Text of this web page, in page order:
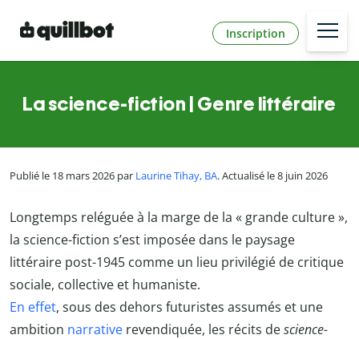
Inscription
La science-fiction | Genre littéraire
Publié le 18 mars 2026 par Laurine Tihay, BA. Actualisé le 8 juin 2026
Longtemps reléguée à la marge de la « grande culture »,
la science-fiction s’est imposée dans le paysage
littéraire post-1945 comme un lieu privilégié de critique
sociale, collective et humaniste.
En effet, sous des dehors futuristes assumés et une
ambition narrative revendiquée, les récits descience-